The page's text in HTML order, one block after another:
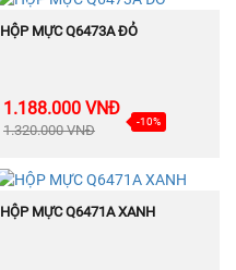
BÁN
CHẠY
MUA NGAY
HỘP MỰC Q6473A ĐỎ
1.188.000 VNĐ
1.320.000 VNĐ
-10%
BÁN
CHẠY
MUA NGAY
HỘP MỰC Q6471A XANH